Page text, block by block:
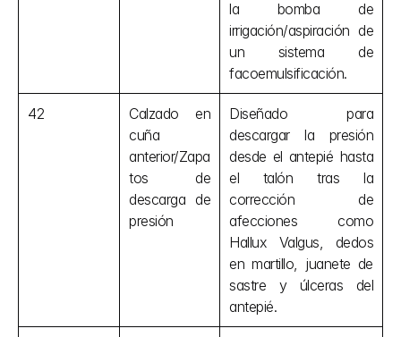
la bomba de
irrigación/aspiración de
un sistema de
facoemulsificación.
42
Calzado en
cuña
anterior/Zapa
tos de
descarga de
presión
Diseñado para
descargar la presión
desde el antepié hasta
el talón tras la
corrección de
afecciones como
Hallux Valgus, dedos
en martillo, juanete de
sastre y úlceras del
antepié.